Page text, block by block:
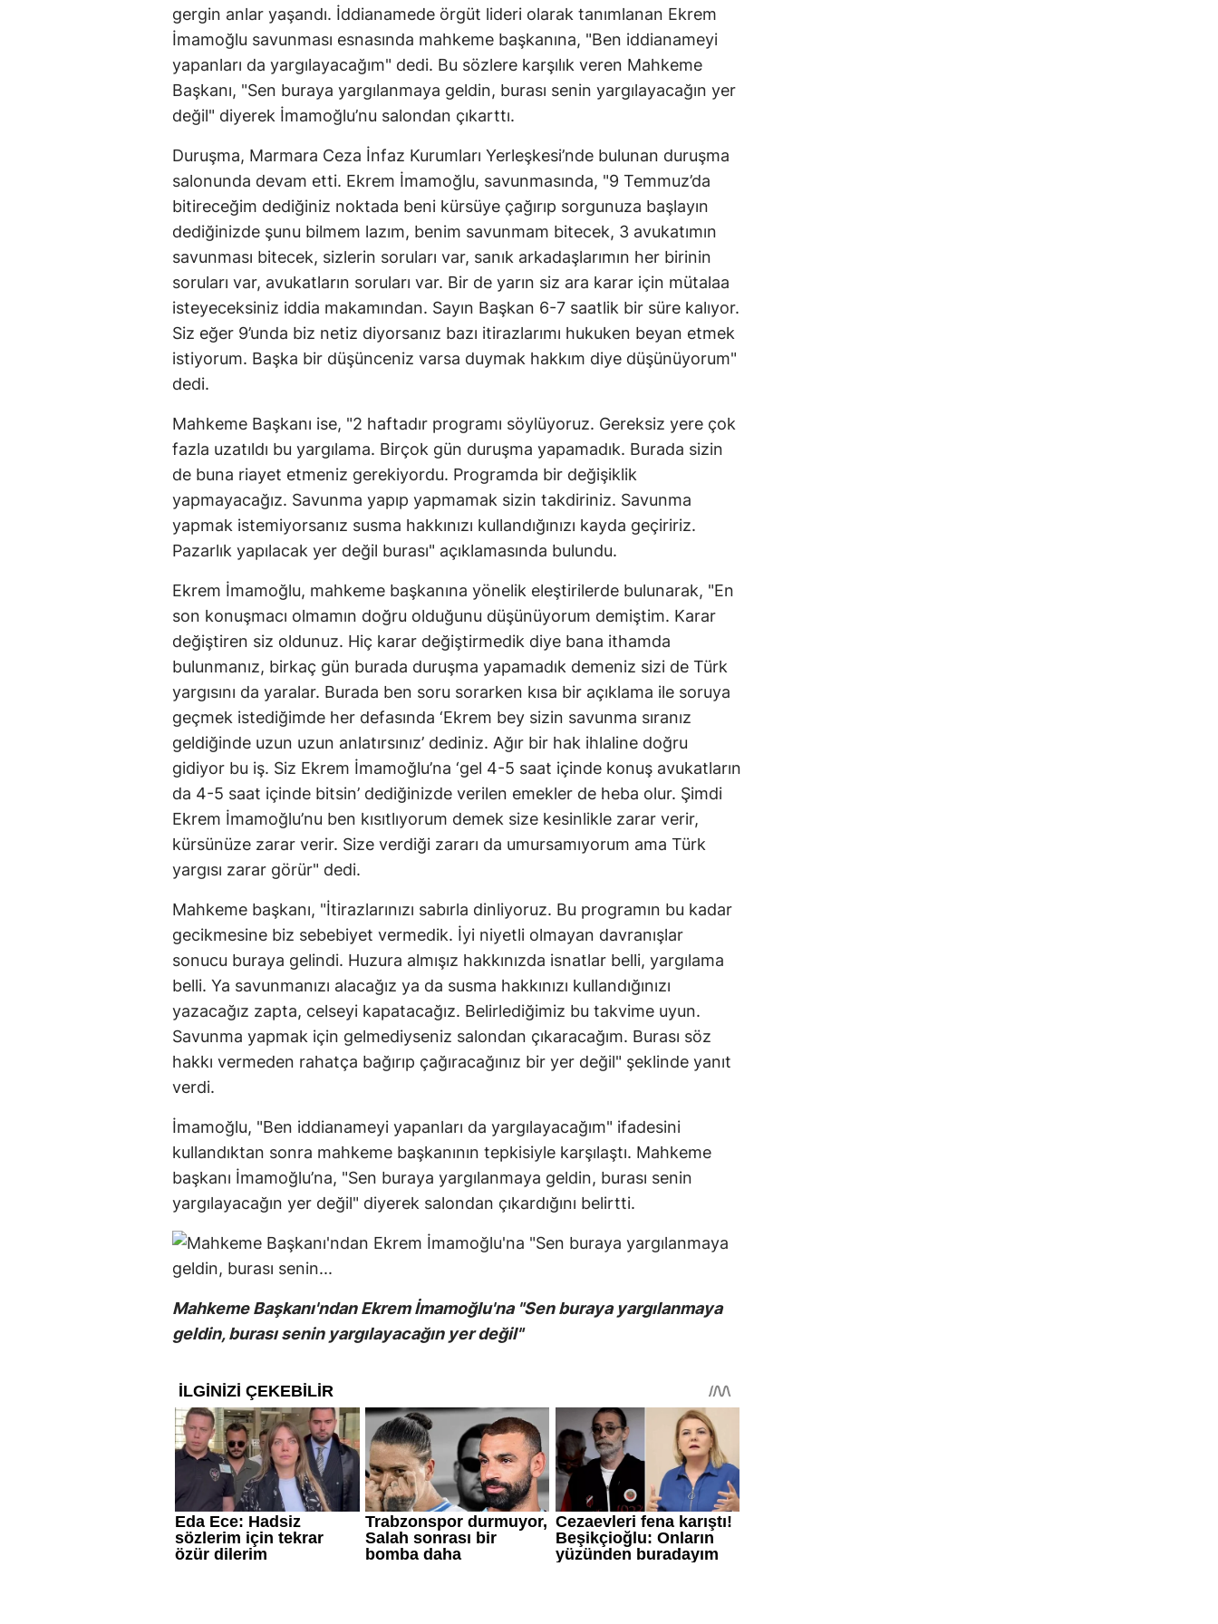
gergin anlar yaşandı. İddianamede örgüt lideri olarak tanımlanan Ekrem
İmamoğlu savunması esnasında mahkeme başkanına, "Ben iddianameyi
yapanları da yargılayacağım" dedi. Bu sözlere karşılık veren Mahkeme
Başkanı, "Sen buraya yargılanmaya geldin, burası senin yargılayacağın yer
değil" diyerek İmamoğlu’nu salondan çıkarttı.
Duruşma, Marmara Ceza İnfaz Kurumları Yerleşkesi’nde bulunan duruşma
salonunda devam etti. Ekrem İmamoğlu, savunmasında, "9 Temmuz’da
bitireceğim dediğiniz noktada beni kürsüye çağırıp sorgunuza başlayın
dediğinizde şunu bilmem lazım, benim savunmam bitecek, 3 avukatımın
savunması bitecek, sizlerin soruları var, sanık arkadaşlarımın her birinin
soruları var, avukatların soruları var. Bir de yarın siz ara karar için mütalaa
isteyeceksiniz iddia makamından. Sayın Başkan 6-7 saatlik bir süre kalıyor.
Siz eğer 9’unda biz netiz diyorsanız bazı itirazlarımı hukuken beyan etmek
istiyorum. Başka bir düşünceniz varsa duymak hakkım diye düşünüyorum"
dedi.
Mahkeme Başkanı ise, "2 haftadır programı söylüyoruz. Gereksiz yere çok
fazla uzatıldı bu yargılama. Birçok gün duruşma yapamadık. Burada sizin
de buna riayet etmeniz gerekiyordu. Programda bir değişiklik
yapmayacağız. Savunma yapıp yapmamak sizin takdiriniz. Savunma
yapmak istemiyorsanız susma hakkınızı kullandığınızı kayda geçiririz.
Pazarlık yapılacak yer değil burası" açıklamasında bulundu.
Ekrem İmamoğlu, mahkeme başkanına yönelik eleştirilerde bulunarak, "En
son konuşmacı olmamın doğru olduğunu düşünüyorum demiştim. Karar
değiştiren siz oldunuz. Hiç karar değiştirmedik diye bana ithamda
bulunmanız, birkaç gün burada duruşma yapamadık demeniz sizi de Türk
yargısını da yaralar. Burada ben soru sorarken kısa bir açıklama ile soruya
geçmek istediğimde her defasında ‘Ekrem bey sizin savunma sıranız
geldiğinde uzun uzun anlatırsınız’ dediniz. Ağır bir hak ihlaline doğru
gidiyor bu iş. Siz Ekrem İmamoğlu’na ‘gel 4-5 saat içinde konuş avukatların
da 4-5 saat içinde bitsin’ dediğinizde verilen emekler de heba olur. Şimdi
Ekrem İmamoğlu’nu ben kısıtlıyorum demek size kesinlikle zarar verir,
kürsünüze zarar verir. Size verdiği zararı da umursamıyorum ama Türk
yargısı zarar görür" dedi.
Mahkeme başkanı, "İtirazlarınızı sabırla dinliyoruz. Bu programın bu kadar
gecikmesine biz sebebiyet vermedik. İyi niyetli olmayan davranışlar
sonucu buraya gelindi. Huzura almışız hakkınızda isnatlar belli, yargılama
belli. Ya savunmanızı alacağız ya da susma hakkınızı kullandığınızı
yazacağız zapta, celseyi kapatacağız. Belirlediğimiz bu takvime uyun.
Savunma yapmak için gelmediyseniz salondan çıkaracağım. Burası söz
hakkı vermeden rahatça bağırıp çağıracağınız bir yer değil" şeklinde yanıt
verdi.
İmamoğlu, "Ben iddianameyi yapanları da yargılayacağım" ifadesini
kullandıktan sonra mahkeme başkanının tepkisiyle karşılaştı. Mahkeme
başkanı İmamoğlu’na, "Sen buraya yargılanmaya geldin, burası senin
yargılayacağın yer değil" diyerek salondan çıkardığını belirtti.
Mahkeme Başkanı'ndan Ekrem İmamoğlu'na "Sen buraya yargılanmaya
geldin, burası senin yargılayacağın yer değil"